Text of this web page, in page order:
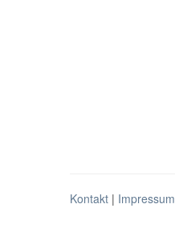
Kontakt | Impressum